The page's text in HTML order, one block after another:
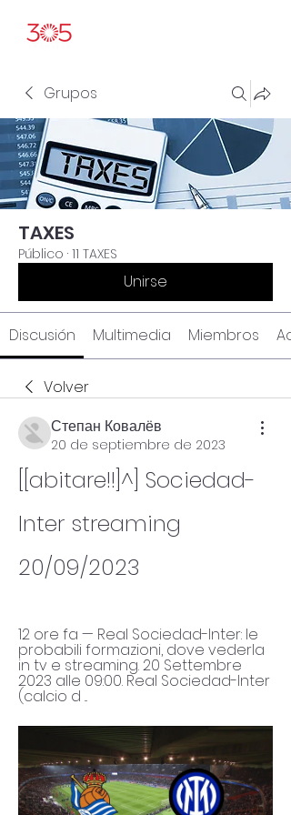
Grupos
TAXES
Público · 11 TAXES
Unirse
Discusión Multimedia Miembros
Volver
Степан Ковалёв
20 de septiembre de 2023
[[abitare!!]^] Sociedad-
Inter streaming
20/09/2023
12 ore fa — Real Sociedad-Inter: le
probabili formazioni, dove vederla
in tv e streaming. 20 Settembre
2023 alle 09:00. Real Sociedad-Inter
(calcio d ...